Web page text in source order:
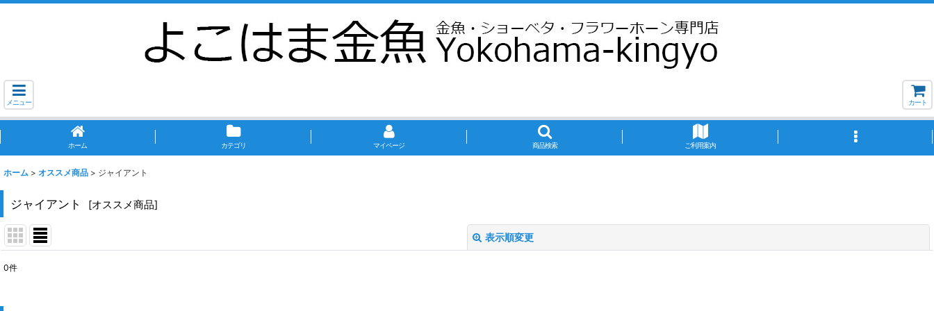
メニュー カート
ホーム カテゴリ マイページ 商品検索 ご利用案内
ホーム > オススメ商品 > ジャイアント
ジャイアント [オススメ商品]
表示順変更
0件